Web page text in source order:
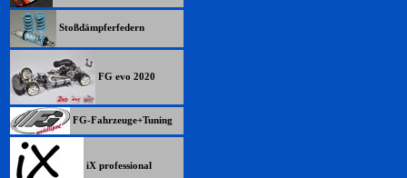
Stoßdämpferfedern
FG evo 2020
FG-Fahrzeuge+Tuning
iX professional